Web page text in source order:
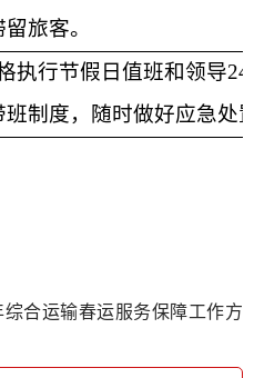
旅客。
执行节假日值班和领导24
班制度，随时做好应急处
合运输春运服务保障工作方